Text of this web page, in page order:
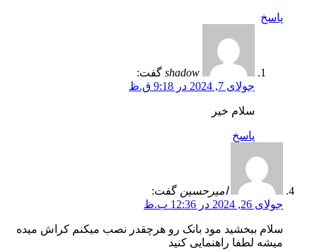
پاسخ
shadow گفت:
جولای 7, 2024 در 9:18 ق.ظ
سلام خیر
پاسخ
امیرحسین گفت:
جولای 26, 2024 در 12:36 ب.ظ
سلام ببخشید مود بانک رو هرچقدر نصب میکنم کراش میده
میشه لطفا راهنمایی کنید